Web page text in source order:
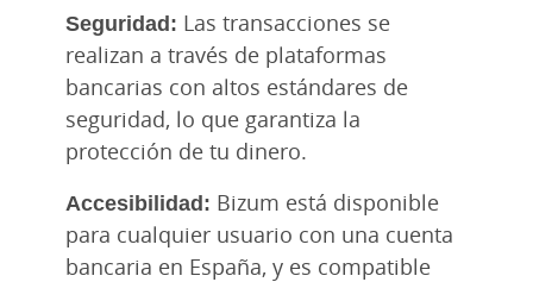
Seguridad: Las transacciones se
realizan a través de plataformas
bancarias con altos estándares de
seguridad, lo que garantiza la
protección de tu dinero.
Accesibilidad: Bizum está disponible
para cualquier usuario con una cuenta
bancaria en España, y es compatible